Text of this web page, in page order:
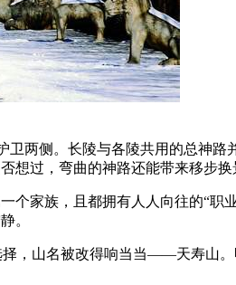
两侧。长陵与各陵共用的总神
想过，弯曲的神路还能带来移步
个家族，且都拥有人人向往的“
。
山名被改得响当当——天寿山